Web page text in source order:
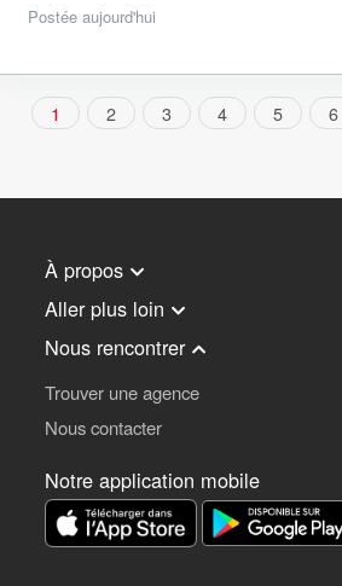
Postée aujourd'hui
1 2 3 4 5 6
À propos
Aller plus loin
Nous rencontrer
Trouver une agence
Nous contacter
Notre application mobile